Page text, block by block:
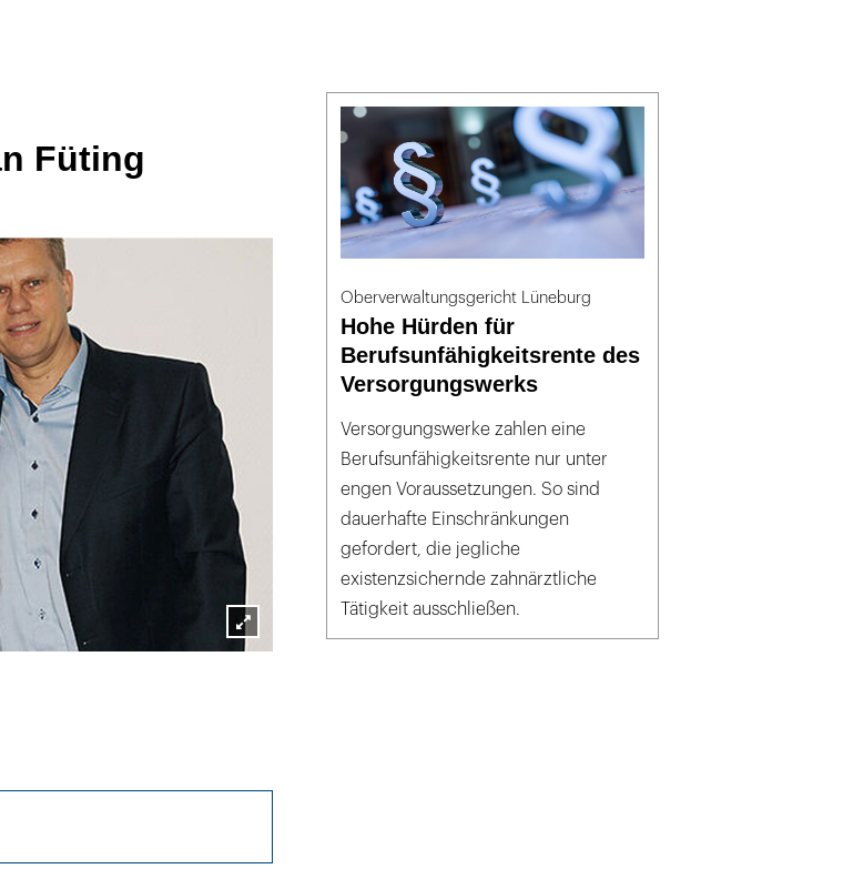
Füting
Lightbox
Oberverwaltungsgericht Lüneburg
Hohe Hürden für
Berufsunfähigkeitsrente des
Versorgungswerks
Versorgungswerke zahlen eine
Berufsunfähigkeitsrente nur unter
engen Voraussetzungen. So sind
dauerhafte Einschränkungen
gefordert, die jegliche
existenzsichernde zahnärztliche
Tätigkeit ausschließen.